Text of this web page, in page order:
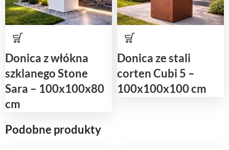
Donica z włókna
szklanego Stone
Sara – 100x100x80
cm
Donica ze stali
corten Cubi 5 –
100x100x100 cm
Podobne produkty